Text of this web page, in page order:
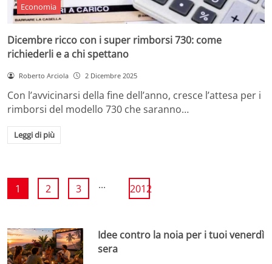
Economia
Dicembre ricco con i super rimborsi 730: come
richiederli e a chi spettano
Roberto Arciola 2 Dicembre 2025
Con l’avvicinarsi della fine dell’anno, cresce l’attesa per i
rimborsi del modello 730 che saranno…
Leggi di più
1 2 3 ... 2012
Idee contro la noia per i tuoi venerdì
sera